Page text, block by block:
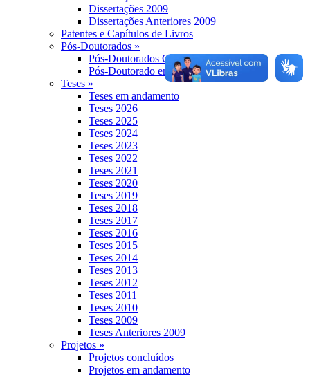
Dissertações 2009
Dissertações Anteriores 2009
Patentes e Capítulos de Livros
Pós-Doutorados »
Pós-Doutorados Concluídos
Pós-Doutorado em andamento
Teses »
Teses em andamento
Teses 2026
Teses 2025
Teses 2024
Teses 2023
Teses 2022
Teses 2021
Teses 2020
Teses 2019
Teses 2018
Teses 2017
Teses 2016
Teses 2015
Teses 2014
Teses 2013
Teses 2012
Teses 2011
Teses 2010
Teses 2009
Teses Anteriores 2009
Projetos »
Projetos concluídos
Projetos em andamento